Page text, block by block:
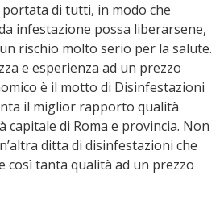
di tutti, in modo che
infestazione possa liberarsene,
rischio molto serio per la salute.
e esperienza ad un prezzo
è il motto di Disinfestazioni
il miglior rapporto qualità
capitale di Roma e provincia. Non
ditta di disinfestazioni che
così tanta qualità ad un prezzo